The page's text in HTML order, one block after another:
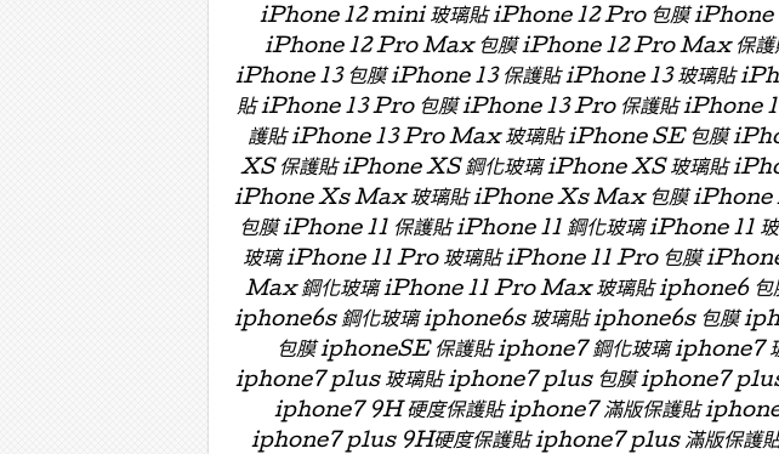
iPhone 12 mini 玻璃貼 iPhone 12 Pro 包膜 iPhone
iPhone 12 Pro Max 包膜 iPhone 12 Pro Max 保
iPhone 13 包膜 iPhone 13 保護貼 iPhone 13 玻璃貼
貼 iPhone 13 Pro 包膜 iPhone 13 Pro 保護貼
護貼 iPhone 13 Pro Max 玻璃貼 iPhone SE 包膜
XS 保護貼 iPhone XS 鋼化玻璃 iPhone XS 玻璃貼
iPhone Xs Max 玻璃貼 iPhone Xs Max 包膜 iPhone
包膜 iPhone 11 保護貼 iPhone 11 鋼化玻璃 iPhone 11
玻璃 iPhone 11 Pro 玻璃貼 iPhone 11 Pro 包膜
Max 鋼化玻璃 iPhone 11 Pro Max 玻璃貼 iphone6 包
iphone6s 鋼化玻璃 iphone6s 玻璃貼 iphone6s 包膜
包膜 iphoneSE 保護貼 iphone7 鋼化玻璃 iphone7
iphone7 plus 玻璃貼 iphone7 plus 包膜 iphone7 plus
iphone7 9H 硬度保護貼 iphone7 滿版保護貼
iphone7 plus 9H硬度保護貼 iphone7 plus 滿版保護